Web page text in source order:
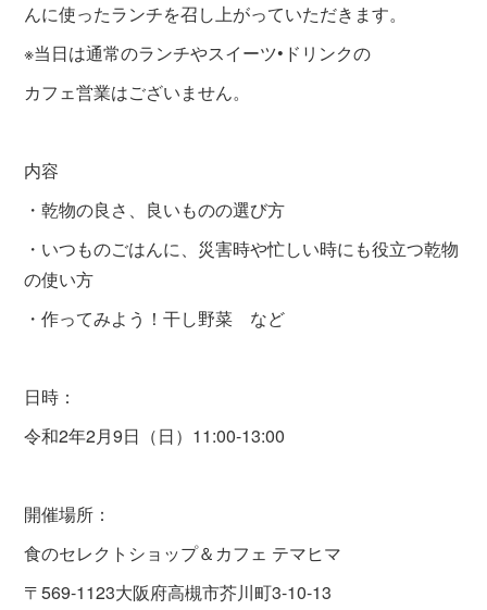
んに使ったランチを召し上がっていただきます。
※当日は通常のランチやスイーツ•ドリンクの
カフェ営業はございません。
内容
・乾物の良さ、良いものの選び方
・いつものごはんに、災害時や忙しい時にも役立つ乾物
の使い方
・作ってみよう！干し野菜 など
日時：
令和2年2月9日（日）11:00-13:00
開催場所：
食のセレクトショップ＆カフェ テマヒマ
〒569-1123大阪府高槻市芥川町3-10-13